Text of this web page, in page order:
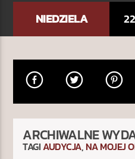
INDIE ORBIT
18:00 20:00
NASTĘPNIE W RAMÓWCE
CENTRUM
20:00 22:00
NIEDZIELA
ARCHIWALNE
TAGIAUDYCJA, NA MOJEJ